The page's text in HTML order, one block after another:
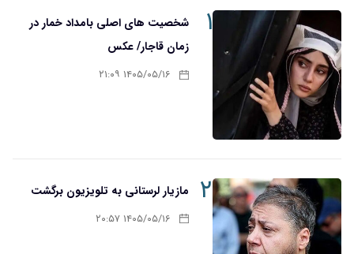
۱
شخصیت های اصلی بامداد خمار در
زمان قاجار/ عکس
۱۴۰۵/۰۵/۱۶ ۲۱:۰۹
۲ مازیار لرستانی به تلویزیون برگشت
۱۴۰۵/۰۵/۱۶ ۲۰:۵۷